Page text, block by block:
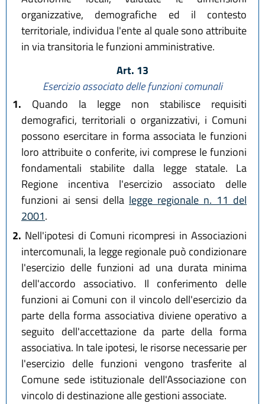
organizzative, demografiche ed il contesto
territoriale, individua l'ente al quale sono attribuite
in via transitoria le funzioni amministrative.
Art. 13
Esercizio associato delle funzioni comunali
1. Quando la legge non stabilisce requisiti
demografici, territoriali o organizzativi, i Comuni
possono esercitare in forma associata le funzioni
loro attribuite o conferite, ivi comprese le funzioni
fondamentali stabilite dalla legge statale. La
Regione incentiva l'esercizio associato delle
funzioni ai sensi della legge regionale n. 11 del
2001.
2. Nell'ipotesi di Comuni ricompresi in Associazioni
intercomunali, la legge regionale può condizionare
l'esercizio delle funzioni ad una durata minima
dell'accordo associativo. Il conferimento delle
funzioni ai Comuni con il vincolo dell'esercizio da
parte della forma associativa diviene operativo a
seguito dell'accettazione da parte della forma
associativa. In tale ipotesi, le risorse necessarie per
l'esercizio delle funzioni vengono trasferite al
Comune sede istituzionale dell'Associazione con
vincolo di destinazione alle gestioni associate.